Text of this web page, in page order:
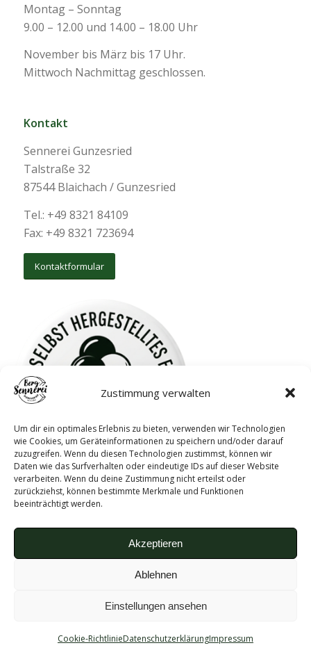
Zustimmung verwalten
Um dir ein optimales Erlebnis zu bieten, verwenden wir Technologien
wie Cookies, um Geräteinformationen zu speichern und/oder darauf
zuzugreifen. Wenn du diesen Technologien zustimmst, können wir
Daten wie das Surfverhalten oder eindeutige IDs auf dieser Website
verarbeiten. Wenn du deine Zustimmung nicht erteilst oder
zurückziehst, können bestimmte Merkmale und Funktionen
beeinträchtigt werden.
Akzeptieren
Ablehnen
Einstellungen ansehen
Cookie-RichtlinieDatenschutzerklärungImpressum
Montag – Sonntag
9.00 – 12.00 und 14.00 – 18.00 Uhr
November bis März bis 17 Uhr.
Mittwoch Nachmittag geschlossen.
Kontakt
Sennerei Gunzesried
Talstraße 32
87544 Blaichach / Gunzesried
Tel.: +49 8321 84109
Fax: +49 8321 723694
Kontaktformular
IMPRESSUM|DATENSCHUTZ
EINSTELLUNGEN| REALISIERUNG: INTERNETSERVICE ALLGÄU
Vertrag widerrufen